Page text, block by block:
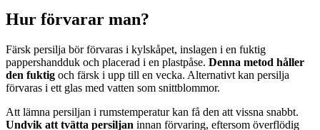
Hur förvarar man?
Färsk persilja bör förvaras i kylskåpet, inslagen i en fuktig
pappershandduk och placerad i en plastpåse. Denna metod håller
den fuktig och färsk i upp till en vecka. Alternativt kan persilja
förvaras i ett glas med vatten som snittblommor.
Att lämna persiljan i rumstemperatur kan få den att vissna snabbt.
Undvik att tvätta persiljan innan förvaring, eftersom överflödig